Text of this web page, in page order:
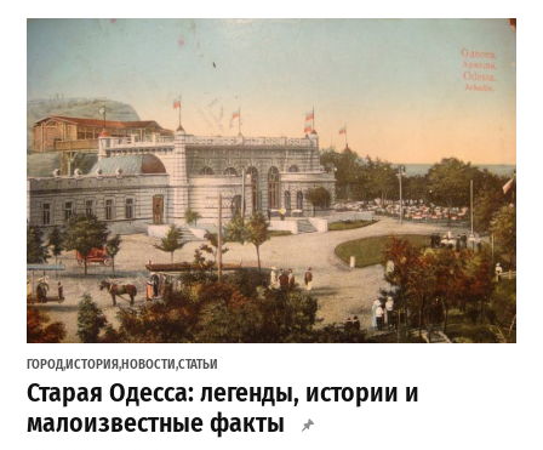
ГОРОД,ИСТОРИЯ,НОВОСТИ,СТАТЬИ
Старая Одесса: легенды, истории и
малоизвестные факты